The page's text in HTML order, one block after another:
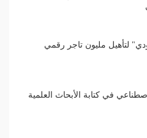
لتأهيل مليون تاجر رقمي
في كتابة الأبحاث العلمية